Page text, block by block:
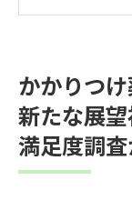
義
薬局
かかり
スの可
かかりつ
新たな展
満足度調